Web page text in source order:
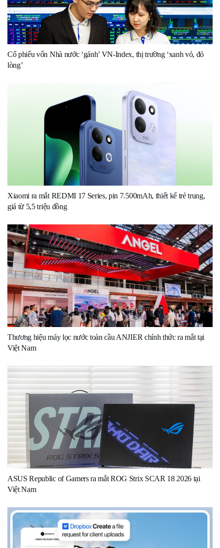
Cổ phiếu vốn Nhà nước ‘gánh’ VN-Index, thị trường ‘xanh vỏ, đỏ
lòng’
Xiaomi ra mắt REDMI 17 Series, pin 7.500mAh, thiết kế trẻ trung,
giá từ 5,5 triệu đồng
Thương hiệu máy lọc nước toàn cầu ANJIER chính thức ra mắt tại
Việt Nam
ASUS Republic of Gamers ra mắt ROG Strix SCAR 18 2026 tại
Việt Nam